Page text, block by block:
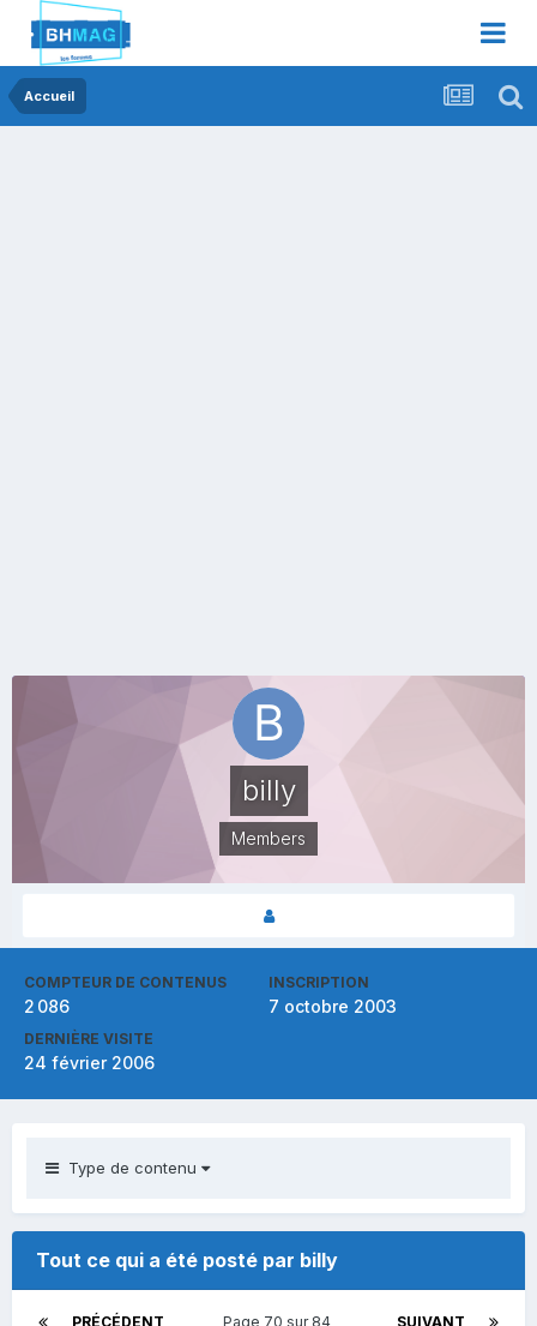
Accueil
billy
Members
COMPTEUR DE CONTENUS
2 086
INSCRIPTION
7 octobre 2003
DERNIÈRE VISITE
24 février 2006
Type de contenu
Tout ce qui a été posté par billy
PRÉCÉDENT SUIVANT
Page 70 sur 84